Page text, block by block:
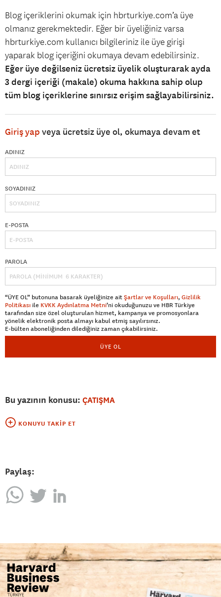
Blog içeriklerini okumak için hbrturkiye.com’a üye
olmanız gerekmektedir. Eğer bir üyeliğiniz varsa
hbrturkiye.com kullanıcı bilgileriniz ile üye girişi
yaparak blog içeriğini okumaya devam edebilirsiniz.
Eğer üye değilseniz ücretsiz üyelik oluşturarak ayda
3 dergi içeriği (makale) okuma hakkına sahip olup
tüm blog içeriklerine sınırsız erişim sağlayabilirsiniz.
Giriş yap veya ücretsiz üye ol, okumaya devam et
ADINIZ
SOYADINIZ
E-POSTA
PAROLA
“ÜYE OL” butonuna basarak üyeliğinize aitŞartlar ve Koşulları, Gizlilik
Politikası ile KVKK Aydınlatma Metni’ni okuduğunuzu ve HBR Türkiye
tarafından size özel oluşturulan hizmet, kampanya ve promosyonlara
yönelik elektronik posta almayı kabul etmiş sayılırsınız.
E-bülten aboneliğinden dilediğiniz zaman çıkabilirsiniz.
ÜYE OL
Bu yazının konusu: ÇATIŞMA
KONUYU TAKIP ET
Paylaş: